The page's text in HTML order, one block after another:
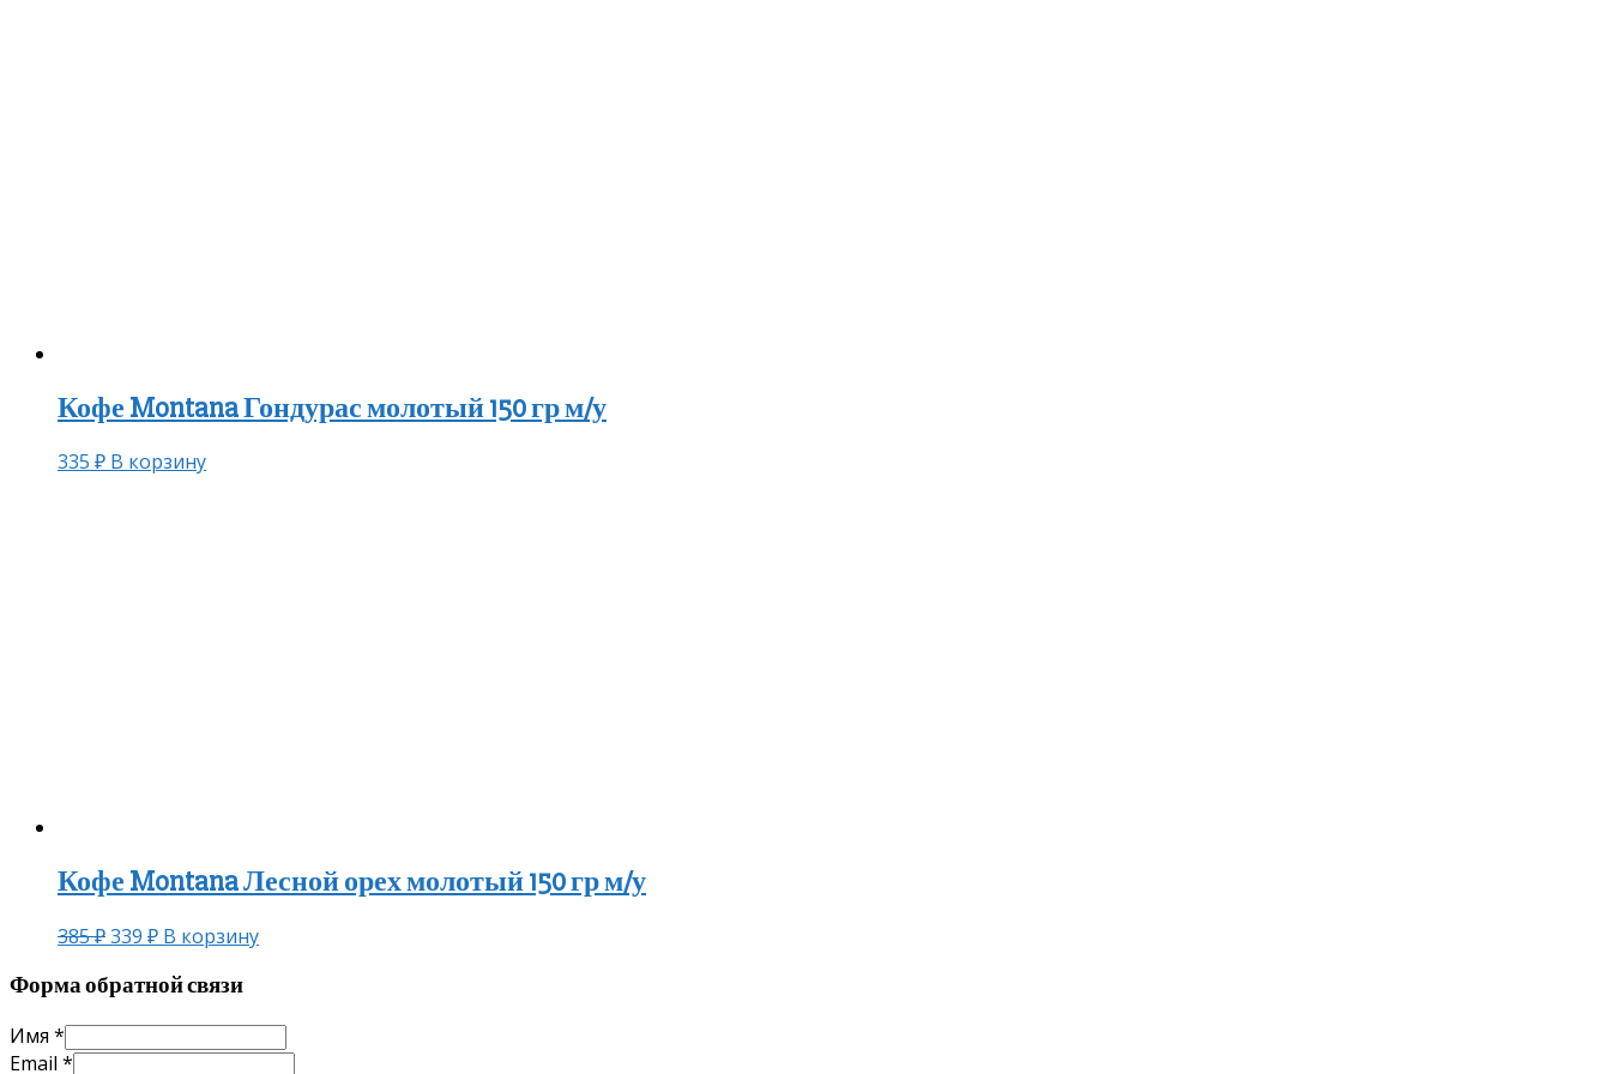
Кофе Montana Гондурас молотый 150 гр м/у
335 ₽ В корзину
Кофе Montana Лесной орех молотый 150 гр м/у
385₽339 ₽ В корзину
Форма обратной связи
Имя *
Email *